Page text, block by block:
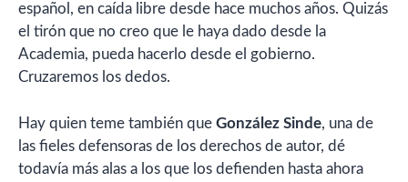
español, en caída libre desde hace muchos años. Quizás
el tirón que no creo que le haya dado desde la
Academia, pueda hacerlo desde el gobierno.
Cruzaremos los dedos.
Hay quien teme también que González Sinde, una de
las fieles defensoras de los derechos de autor, dé
todavía más alas a los que los defienden hasta ahora